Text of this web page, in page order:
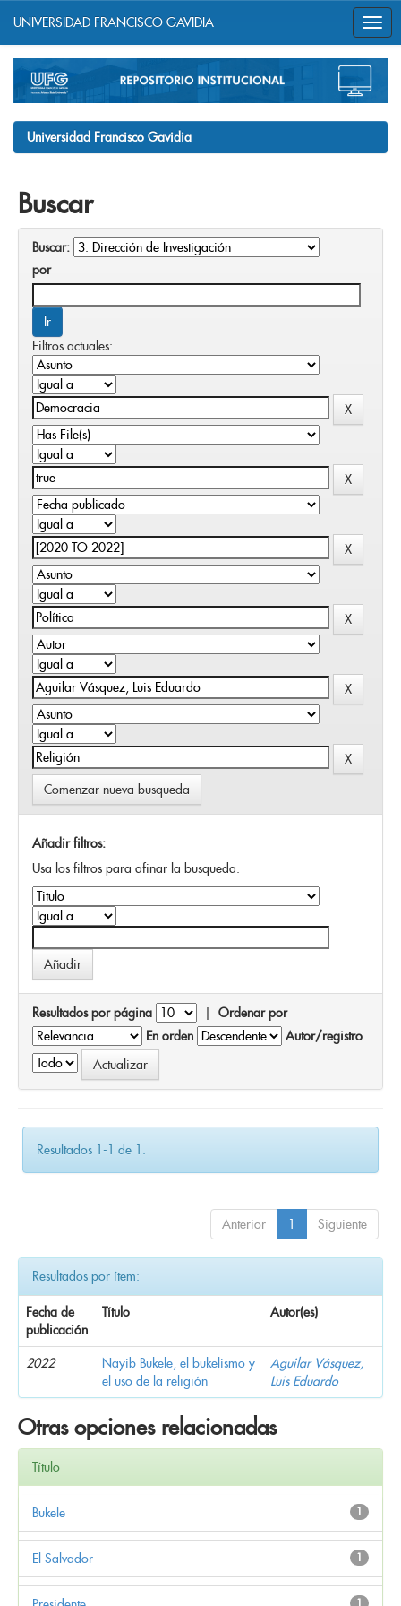
navigation
UNIVERSIDAD FRANCISCO GAVIDIA
Universidad Francisco Gavidia
Buscar
Buscar:
por
Filtros actuales:
Comenzar nueva busqueda
Añadir filtros:
Usa los filtros para afinar la busqueda.
Resultados por página | Ordenar por
En orden
Autor/registro
Resultados 1-1 de 1.
Anterior 1 Siguiente
Resultados por ítem:
Fecha de
publicación
Título Autor(es)
2022
Nayib Bukele, el bukelismo y
el uso de la religión
Aguilar Vásquez,
Luis Eduardo
Otras opciones relacionadas
Título
1
Bukele
1
El Salvador
1